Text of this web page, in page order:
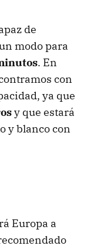
de
modo para
. En
con
ya que
y que estará
y blanco con
Europa a